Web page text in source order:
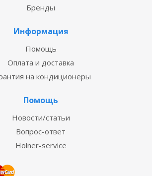
Бренды
Информация
Помощь
Оплата и доставка
на кондиционеры
Помощь
Новости/статьи
Вопрос-ответ
Holner-service